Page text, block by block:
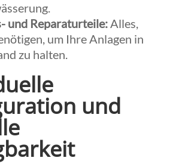
und Reparaturteile:Alles,
um Ihre Anlagen in
zu halten.
und